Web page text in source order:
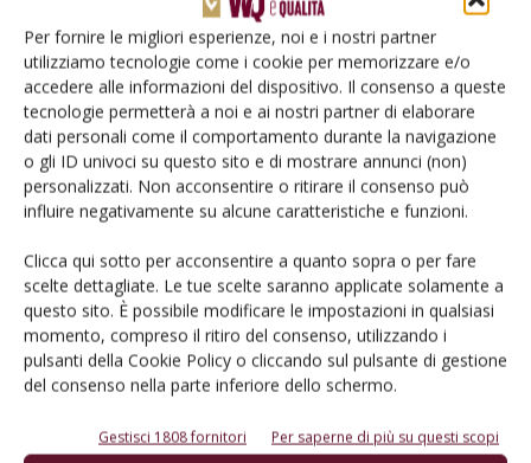
Per fornire le migliori esperienze, noi e i nostri partner
utilizziamo tecnologie come i cookie per memorizzare e/o
accedere alle informazioni del dispositivo. Il consenso a queste
tecnologie permetterà a noi e ai nostri partner di elaborare
dati personali come il comportamento durante la navigazione
o gli ID univoci su questo sito e di mostrare annunci (non)
personalizzati. Non acconsentire o ritirare il consenso può
influire negativamente su alcune caratteristiche e funzioni.
Clicca qui sotto per acconsentire a quanto sopra o per fare
scelte dettagliate. Le tue scelte saranno applicate solamente a
questo sito. È possibile modificare le impostazioni in qualsiasi
momento, compreso il ritiro del consenso, utilizzando i
pulsanti della Cookie Policy o cliccando sul pulsante di gestione
del consenso nella parte inferiore dello schermo.
Gestisci 1808 fornitori Per saperne di più su questi scopi
ATTUALITÀ
Italia
DiGilberto Santucci 17 Settembre 2023